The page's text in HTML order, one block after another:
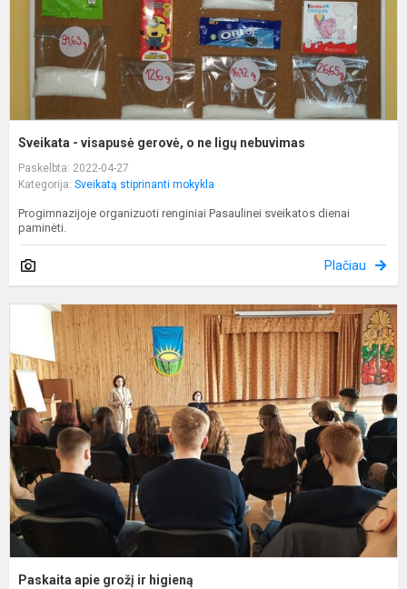
Sveikata - visapusė gerovė, o ne ligų nebuvimas
Paskelbta: 2022-04-27
Kategorija: Sveikatą stiprinanti mokykla
Progimnazijoje organizuoti renginiai Pasaulinei sveikatos dienai
paminėti.
Plačiau
Paskaita apie grožį ir higieną